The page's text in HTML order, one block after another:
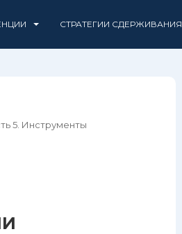
СТРАТЕГИИ СДЕРЖИВАНИЯ
5. Инструменты